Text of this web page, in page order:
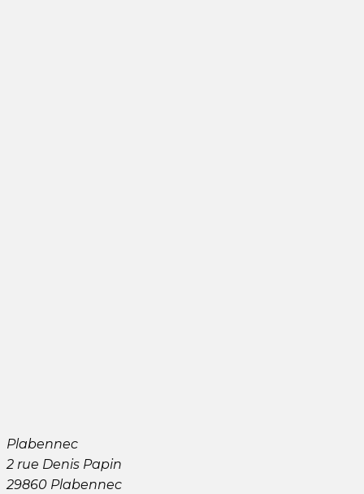
Plabennec
2 rue Denis Papin
29860 Plabennec